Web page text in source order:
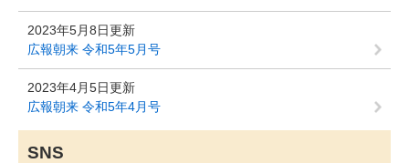
2023年5月8日更新
広報朝来 令和5年5月号
2023年4月5日更新
広報朝来 令和5年4月号
SNS